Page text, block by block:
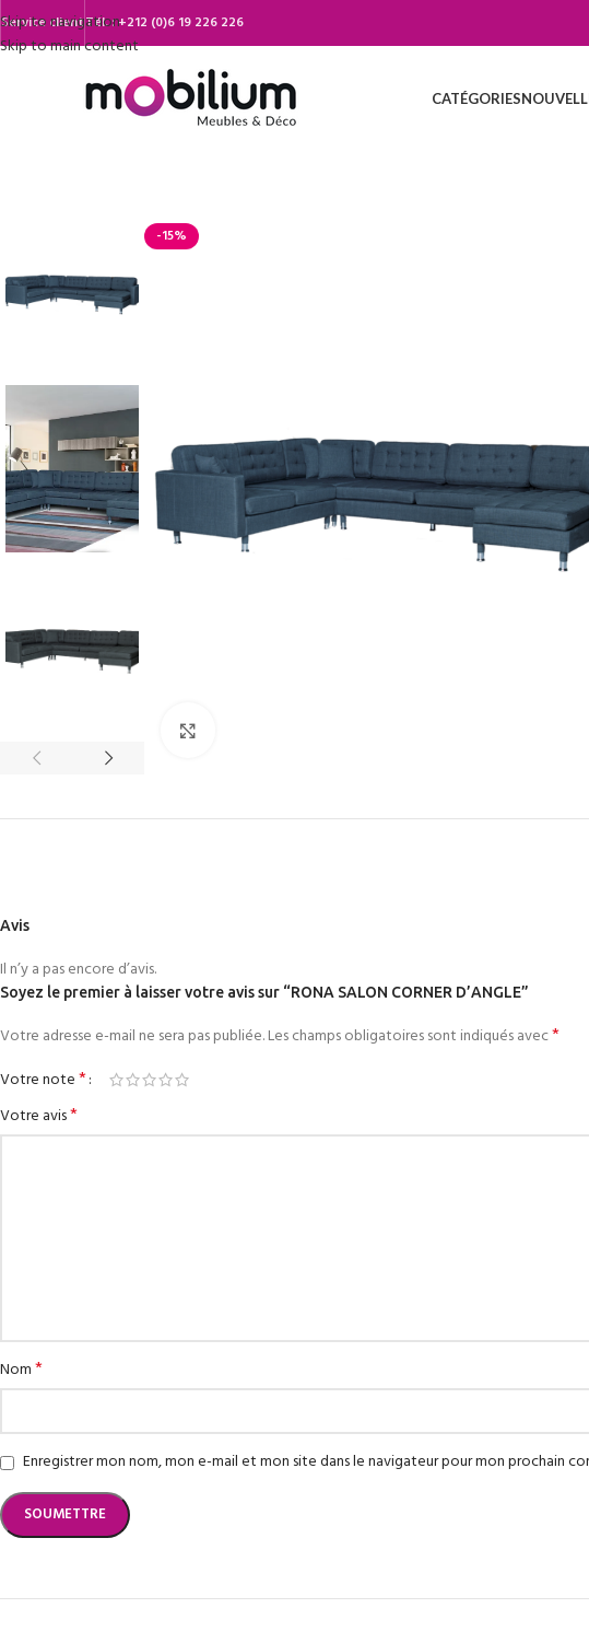
Skip to navigation
Skip to main content
Service clientTél. :+212 (0)6 19 226 226
CATÉGORIES
-15%
Avis
Il n’y a pas encore d’avis.
Soyez le premier à laisser votre avis sur “RONA SALON CORNER D’ANGLE”
Votre adresse e-mail ne sera pas publiée.Les champs obligatoires sont indiqués avec*
Votre note*
Votre avis*
Nom*
Enregistrer mon nom, mon e-mail et mon site dans le navigateur pour mon prochain